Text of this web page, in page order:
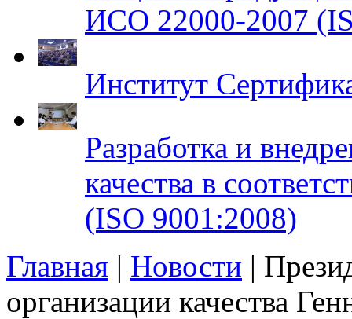
ИСО 22000-2007
Институт
Разработка и
качества в
(ISO 9001:2008)
Главная | Новости |
организации качества